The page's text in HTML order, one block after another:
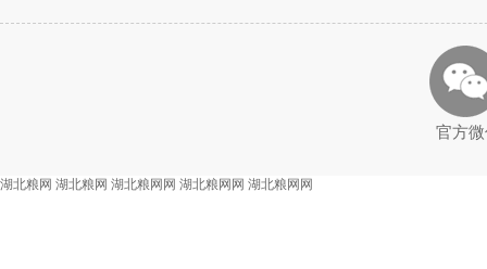
官方
湖北粮网 湖北粮网 湖北粮网网 湖北粮网网 湖北粮网网